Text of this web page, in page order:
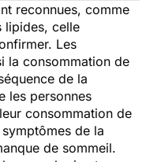
reconnues, comme
lipides, celle
Les
la consommation de
de la
les personnes
consommation de
de la
de sommeil.